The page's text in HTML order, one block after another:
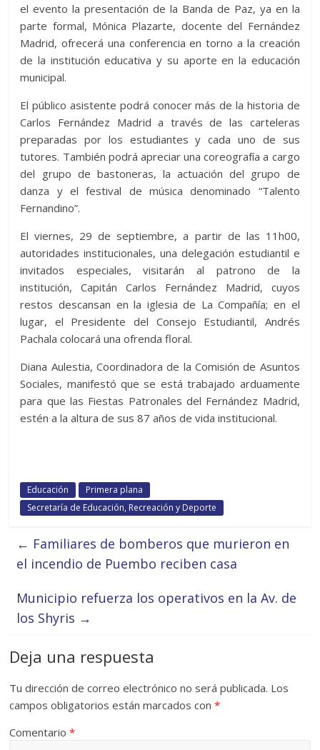
el evento la presentación de la Banda de Paz, ya en la
parte formal, Mónica Plazarte, docente del Fernández
Madrid, ofrecerá una conferencia en torno a la creación
de la institución educativa y su aporte en la educación
municipal.
El público asistente podrá conocer más de la historia de
Carlos Fernández Madrid a través de las carteleras
preparadas por los estudiantes y cada uno de sus
tutores. También podrá apreciar una coreografía a cargo
del grupo de bastoneras, la actuación del grupo de
danza y el festival de música denominado “Talento
Fernandino”.
El viernes, 29 de septiembre, a partir de las 11h00,
autoridades institucionales, una delegación estudiantil e
invitados especiales, visitarán al patrono de la
institución, Capitán Carlos Fernández Madrid, cuyos
restos descansan en la iglesia de La Compañía; en el
lugar, el Presidente del Consejo Estudiantil, Andrés
Pachala colocará una ofrenda floral.
Diana Aulestia, Coordinadora de la Comisión de Asuntos
Sociales, manifestó que se está trabajado arduamente
para que las Fiestas Patronales del Fernández Madrid,
estén a la altura de sus 87 años de vida institucional.
Educación
Primera plana
Secretaría de Educación, Recreación y Deporte
← Familiares de bomberos que murieron en
el incendio de Puembo reciben casa
Municipio refuerza los operativos en la Av. de
los Shyris →
Deja una respuesta
Tu dirección de correo electrónico no será publicada. Los
campos obligatorios están marcados con*
Comentario*